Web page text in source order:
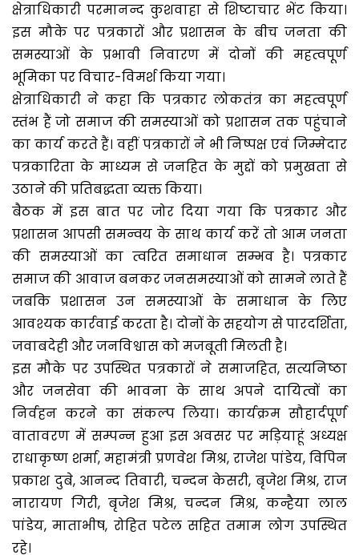
क्षेत्राधिकारी परमानन्द कुशवाहा से शिष्टाचार भेंट किया।
इस मौके पर पत्रकारों और प्रशासन के बीच जनता की
समस्याओं के प्रभावी निवारण में दोनों की महत्वपूर्ण
भूमिका पर विचार-विमर्श किया गया।
क्षेत्राधिकारी ने कहा कि पत्रकार लोकतंत्र का महत्वपूर्ण
स्तंभ हैं जो समाज की समस्याओं को प्रशासन तक पहुंचाने
का कार्य करते हैं। वहीं पत्रकारों ने भी निष्पक्ष एवं जिम्मेदार
पत्रकारिता के माध्यम से जनहित के मुद्दों को प्रमुखता से
उठाने की प्रतिबद्धता व्यक्त किया।
बैठक में इस बात पर जोर दिया गया कि पत्रकार और
प्रशासन आपसी समन्वय के साथ कार्य करें तो आम जनता
की समस्याओं का त्वरित समाधान सम्भव है। पत्रकार
समाज की आवाज बनकर जनसमस्याओं को सामने लाते हैं
जबकि प्रशासन उन समस्याओं के समाधान के लिए
आवश्यक कार्रवाई करता है। दोनों के सहयोग से पारदर्शिता,
जवाबदेही और जनविश्वास को मजबूती मिलती है।
इस मौके पर उपस्थित पत्रकारों ने समाजहित, सत्यनिष्ठा
और जनसेवा की भावना के साथ अपने दायित्वों का
निर्वहन करने का संकल्प लिया। कार्यक्रम सौहार्दपूर्ण
वातावरण में सम्पन्न हुआ इस अवसर पर मड़ियाहूं अध्यक्ष
राधाकृष्ण शर्मा, महामंत्री प्रणवेश मिश्र, राजेश पांडेय, विपिन
प्रकाश दुबे, आनन्द तिवारी, चन्दन केसरी, बृजेश मिश्र, राज
नारायण गिरी, बृजेश मिश्र, चन्दन मिश्र, कन्हैया लाल
पांडेय, माताभीष, रोहित पटेल सहित तमाम लोग उपस्थित
रहे।